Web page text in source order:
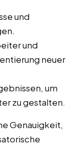
und
und
neuer
um
zu gestalten.
Genauigkeit,